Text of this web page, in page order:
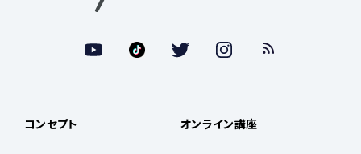
コンセプト オンライン講座